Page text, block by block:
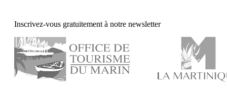
Inscrivez-vous gratuitement à notre newsletter